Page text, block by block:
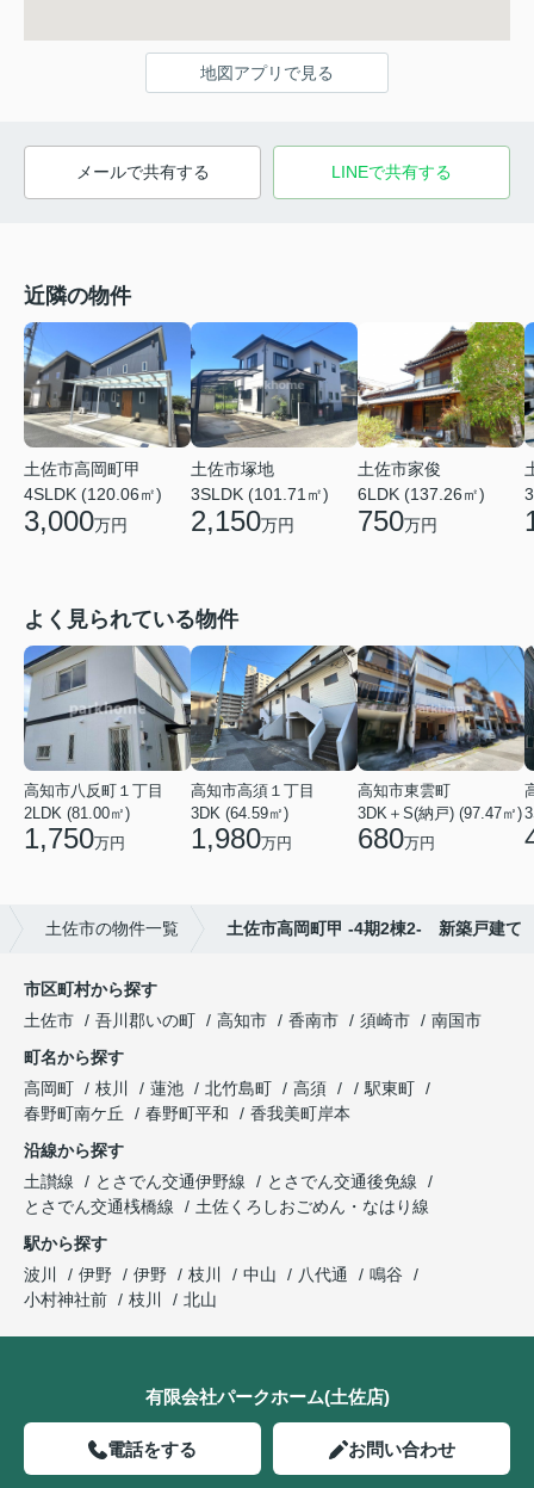
地図アプリで見る
メールで共有する LINEで共有する
近隣の物件
土佐市高岡町甲
4SLDK (120.06㎡)
3,000万円
土佐市塚地
3SLDK (101.71㎡)
2,150万円
土佐市家俊
6LDK (137.26㎡)
750万円
よく見られている物件
高知市八反町１丁目
2LDK (81.00㎡)
1,750万円
高知市高須１丁目
3DK (64.59㎡)
1,980万円
高知市東雲町
3DK＋S(納戸) (97.47㎡)
680万円
土佐市の物件一覧 土佐市高岡町甲 -4期2棟2- 新築戸建て
市区町村から探す
土佐市
吾川郡いの町 高知市 香南市 須崎市
南国市
町名から探す
高岡町
枝川 蓮池 北竹島町 高須
駅東町
春野町南ケ丘
春野町平和
香我美町岸本
沿線から探す
土讃線
とさでん交通伊野線
とさでん交通後免線
とさでん交通桟橋線
土佐くろしおごめん・なはり線
駅から探す
波川
伊野 伊野 枝川 中山 八代通
鳴谷
小村神社前
枝川 北山
有限会社パークホーム(土佐店)
電話をする お問い合わせ